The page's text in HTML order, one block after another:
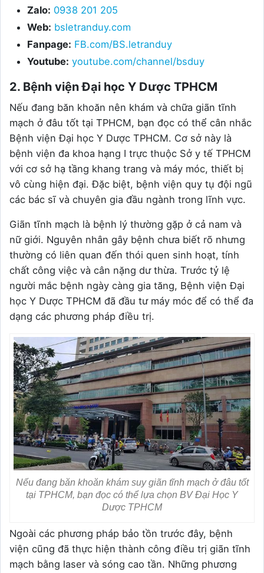
Zalo: 0938 201 205
Web: bsletranduy.com
Fanpage: FB.com/BS.letranduy
Youtube: youtube.com/channel/bsduy
2. Bệnh viện Đại học Y Dược TPHCM
Nếu đang băn khoăn nên khám và chữa giãn tĩnh
mạch ở đâu tốt tại TPHCM, bạn đọc có thể cân nhắc
Bệnh viện Đại học Y Dược TPHCM. Cơ sở này là
bệnh viện đa khoa hạng I trực thuộc Sở y tế TPHCM
với cơ sở hạ tầng khang trang và máy móc, thiết bị
vô cùng hiện đại. Đặc biệt, bệnh viện quy tụ đội ngũ
các bác sĩ và chuyên gia đầu ngành trong lĩnh vực.
Giãn tĩnh mạch là bệnh lý thường gặp ở cả nam và
nữ giới. Nguyên nhân gây bệnh chưa biết rõ nhưng
thường có liên quan đến thói quen sinh hoạt, tính
chất công việc và cân nặng dư thừa. Trước tỷ lệ
người mắc bệnh ngày càng gia tăng, Bệnh viện Đại
học Y Dược TPHCM đã đầu tư máy móc để có thể đa
dạng các phương pháp điều trị.
Nếu đang băn khoăn khám suy giãn tĩnh mạch ở đâu tốt
tại TPHCM, bạn đọc có thể lựa chọn BV Đại Học Y
Dược TPHCM
Ngoài các phương pháp bảo tồn trước đây, bệnh
viện cũng đã thực hiện thành công điều trị giãn tĩnh
mạch bằng laser và sóng cao tần. Những phương